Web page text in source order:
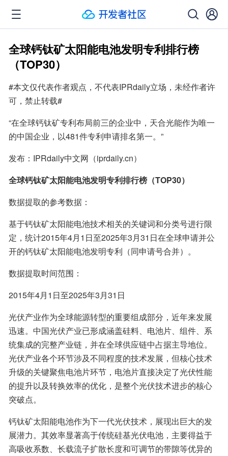
全球钙钛矿太阳能电池发明专利排行榜
（TOP30）
#本文仅代表作者观点，不代表IPRdaily立场，未经作者许
可，禁止转载#
“在全球钙钛矿专利布局前三的企业中，天合光能作为唯一
的中国企业，以481件专利申请排名第一。”
发布：IPRdaily中文网（iprdaily.cn）
全球钙钛矿太阳能电池发明专利排行榜（TOP30）
数据提取的参考数据：
基于钙钛矿太阳能电池技术相关的关键词和分类号进行限
定，统计2015年4月1日至2025年3月31日在全球申请并公
开的钙钛矿太阳能电池发明专利（同申请号合并）。
数据提取时间范围：
2015年4月1日至2025年3月31日
光伏产业作为全球能源转型的重要组成部分，近年来发展
迅速。中国光伏产业已形成涵盖硅料、电池片、组件、系
统集成的完整产业链，并在全球供应链中占据主导地位。
光伏产业各个环节涉及不同程度的技术发展，但核心技术
升级的关键聚焦电池片环节，电池片直接决定了光伏性能
的提升以及转换效率的优化，是整个光伏技术进步的核心
突破点。
钙钛矿太阳能电池作为下一代光伏技术，展现出巨大的发
展潜力。其效率显著高于传统硅基光伏电池，主要得益于
高吸收系数、长载流子扩散长度和可调节的带隙等优异的